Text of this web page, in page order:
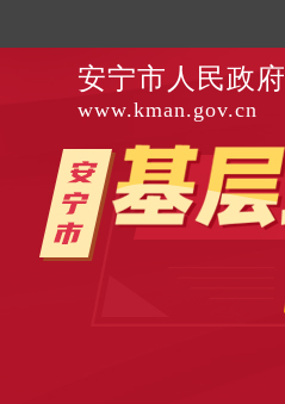
安宁市人民政府
www.kman.gov.cn